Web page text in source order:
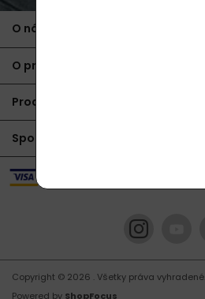
O nákupe
O produktoch
Produkty
Spolupráca
Copyright © 2026 . Všetky práva vyhradené.
Powered by ShopFocus